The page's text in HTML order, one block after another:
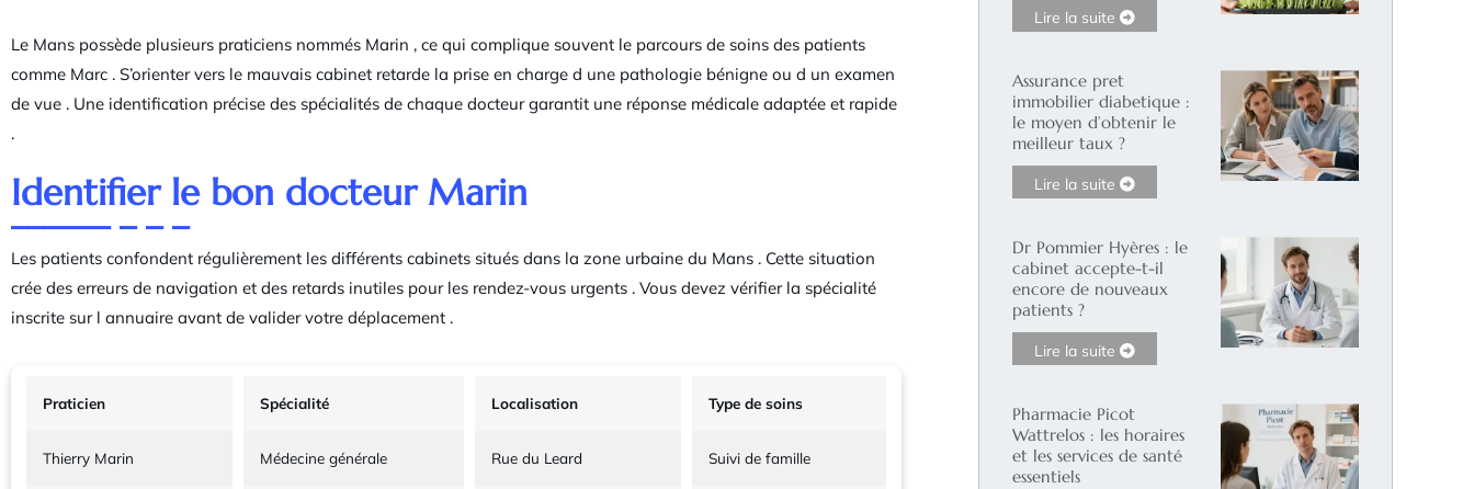
Le Mans possède plusieurs praticiens nommés Marin , ce qui complique souvent le parcours de soins des patients
comme Marc . S’orienter vers le mauvais cabinet retarde la prise en charge d une pathologie bénigne ou d un examen
de vue . Une identification précise des spécialités de chaque docteur garantit une réponse médicale adaptée et rapide
.
Identifier le bon docteur Marin
Les patients confondent régulièrement les différents cabinets situés dans la zone urbaine du Mans . Cette situation
crée des erreurs de navigation et des retards inutiles pour les rendez-vous urgents . Vous devez vérifier la spécialité
inscrite sur l annuaire avant de valider votre déplacement .
Praticien Spécialité Localisation Type de soins
Thierry Marin Médecine générale Rue du Leard Suivi de famille
Lire la suite
Assurance pret
immobilier diabetique :
le moyen d’obtenir le
meilleur taux ?
Lire la suite
Dr Pommier Hyères : le
cabinet accepte-t-il
encore de nouveaux
patients ?
Lire la suite
Pharmacie Picot
Wattrelos : les horaires
et les services de santé
essentiels